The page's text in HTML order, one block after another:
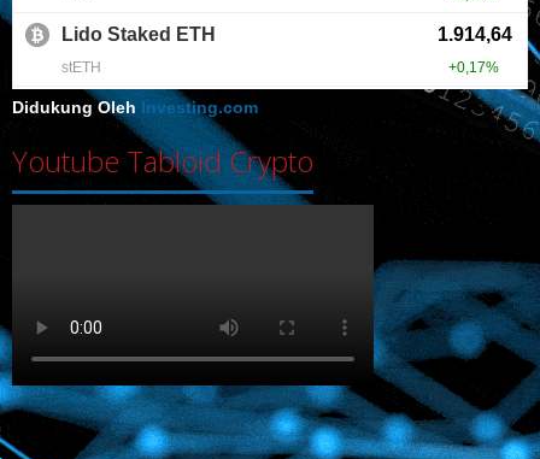
Didukung OlehInvesting.com
Youtube Tabloid Crypto